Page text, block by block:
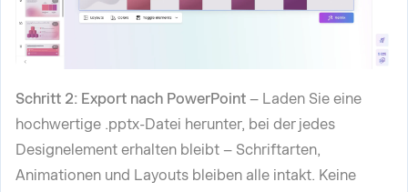
Schritt 2: Export nach PowerPoint – Laden Sie eine
hochwertige .pptx-Datei herunter, bei der jedes
Designelement erhalten bleibt – Schriftarten,
Animationen und Layouts bleiben alle intakt. Keine